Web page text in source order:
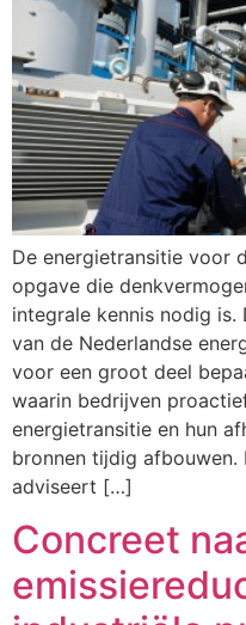
De energietransitie voor
opgave die
integrale kennis nodig
van de Nederlandse
voor een groot deel
waarin bedrijven
energietransitie en hun
bronnen tijdig afbouwen.
adviseert […]
Concreet